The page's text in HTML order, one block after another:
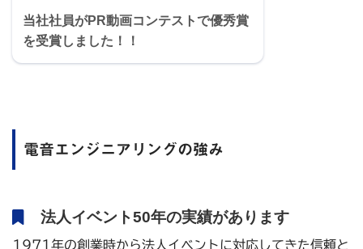
当社社員がPR動画コンテストで優秀賞
を受賞しました！！
電音エンジニアリングの強み
法人イベント50年の実績があります
1971年の創業時から法人イベントに対応してきた信頼と